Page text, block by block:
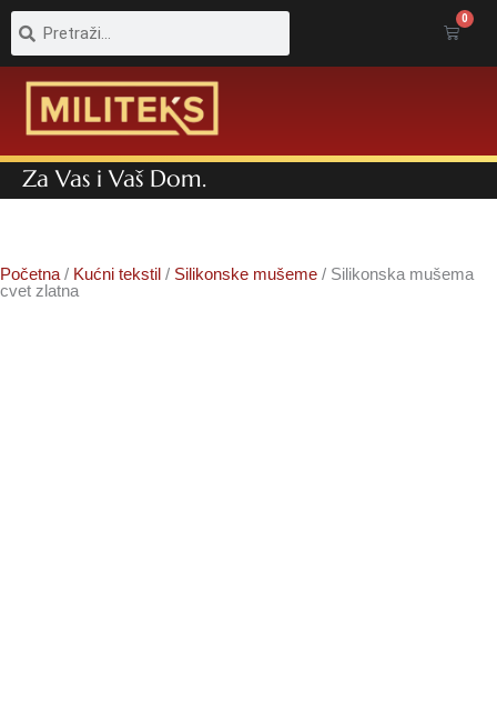
Pretraga 0
Cart
Za Vas i Vaš Dom.
Početna / Kućni tekstil / Silikonske mušeme / Silikonska mušema
cvet zlatna